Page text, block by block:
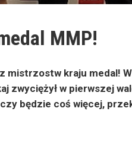
MMP!
mistrzostw kraju medal!
zwyciężył w pierwszej
będzie coś więcej,